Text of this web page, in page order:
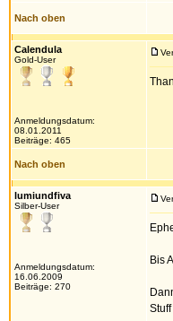
Nach oben
Calendula
Gold-User
Anmeldungsdatum:
08.01.2011
Beiträge: 465
Nach oben
lumiundfiva
Silber-User
Anmeldungsdatum:
16.06.2009
Beiträge: 270
Bis